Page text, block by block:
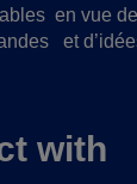
en vue
et
with